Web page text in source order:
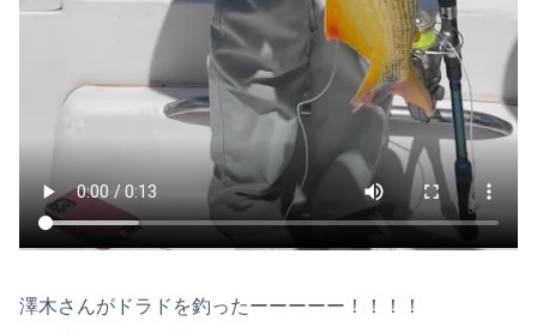
澤木さんがドラドを釣ったーーーーー！！！！